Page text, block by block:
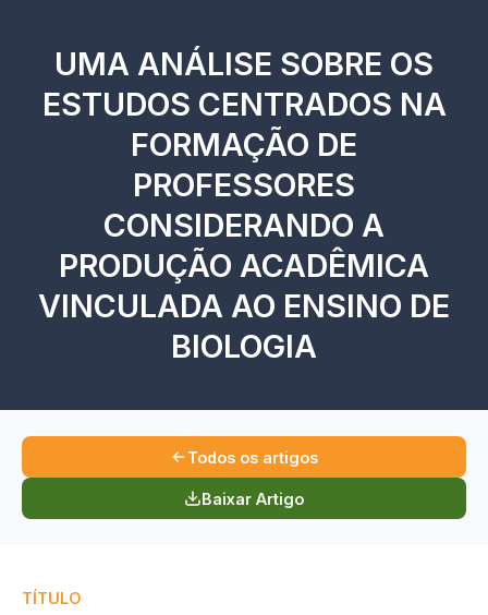
UMA ANÁLISE SOBRE OS
ESTUDOS CENTRADOS NA
FORMAÇÃO DE
PROFESSORES
CONSIDERANDO A
PRODUÇÃO ACADÊMICA
VINCULADA AO ENSINO DE
BIOLOGIA
Todos os artigos
Baixar Artigo
TÍTULO